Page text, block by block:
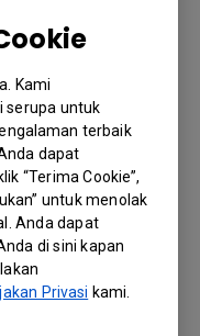
Kami
serupa untuk
terbaik
dapat
“Terima Cookie”,
untuk menolak
Anda dapat
di sini kapan
Privasi kami.
Power over Ethernet
RS422, RS485 | RS232